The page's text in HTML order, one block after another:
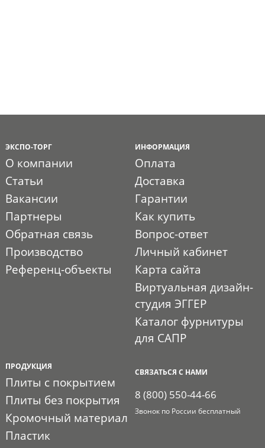
ЭКСПО-ТОРГ
О компании
Статьи
Вакансии
Партнеры
Обратная связь
Производство
Референц-объекты
ИНФОРМАЦИЯ
Оплата
Доставка
Гарантии
Как купить
Вопрос-ответ
Личный кабинет
Карта сайта
Виртуальная дизайн-
студия ЭГГЕР
Каталог фурнитуры
для САПР
ПРОДУКЦИЯ
Плиты с покрытием
Плиты без покрытия
Кромочный материал
Пластик
СВЯЗАТЬСЯ С НАМИ
8 (800) 550-44-66
Звонок по России бесплатный